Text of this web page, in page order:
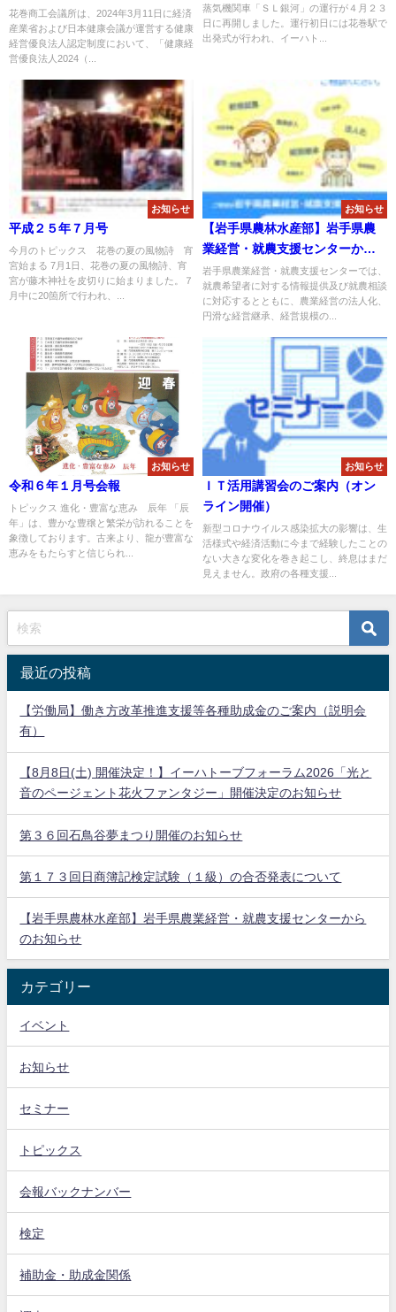
した！
花巻商工会議所は、2024年3月11日に経済
産業省および日本健康会議が運営する健康
経営優良法人認定制度において、「健康経
営優良法人2024（...
蒸気機関車「ＳＬ銀河」の運行が４月２３
日に再開しました。運行初日には花巻駅で
出発式が行われ、イーハト...
お知らせ
平成２５年７月号
今月のトピックス 花巻の夏の風物詩 宵
宮始まる 7月1日、花巻の夏の風物詩、宵
宮が藤木神社を皮切りに始まりました。７
月中に20箇所で行われ、...
お知らせ
【岩手県農林水産部】岩手県農
業経営・就農支援センターから
のお知らせ
岩手県農業経営・就農支援センターでは、
就農希望者に対する情報提供及び就農相談
に対応するとともに、農業経営の法人化、
円滑な経営継承、経営規模の...
お知らせ
令和６年１月号会報
トピックス 進化・豊富な恵み 辰年 「辰
年」は、豊かな豊穣と繁栄が訪れることを
象徴しております。古来より、龍が豊富な
恵みをもたらすと信じられ...
お知らせ
ＩＴ活用講習会のご案内（オン
ライン開催）
新型コロナウイルス感染拡大の影響は、生
活様式や経済活動に今まで経験したことの
ない大きな変化を巻き起こし、終息はまだ
見えません。政府の各種支援...
最近の投稿
【労働局】働き方改革推進支援等各種助成金のご案内（説明会
有）
【8月8日(土) 開催決定！】イーハトーブフォーラム2026「光と
音のページェント花火ファンタジー」開催決定のお知らせ
第３６回石鳥谷夢まつり開催のお知らせ
第１７３回日商簿記検定試験（１級）の合否発表について
【岩手県農林水産部】岩手県農業経営・就農支援センターから
のお知らせ
カテゴリー
イベント
お知らせ
セミナー
トピックス
会報バックナンバー
検定
補助金・助成金関係